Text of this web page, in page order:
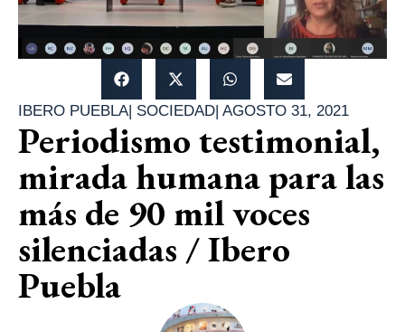
IBERO PUEBLA| SOCIEDAD AGOSTO 31, 2021
Periodismo testimonial,
mirada humana para las
más de 90 mil voces
silenciadas / Ibero
Puebla